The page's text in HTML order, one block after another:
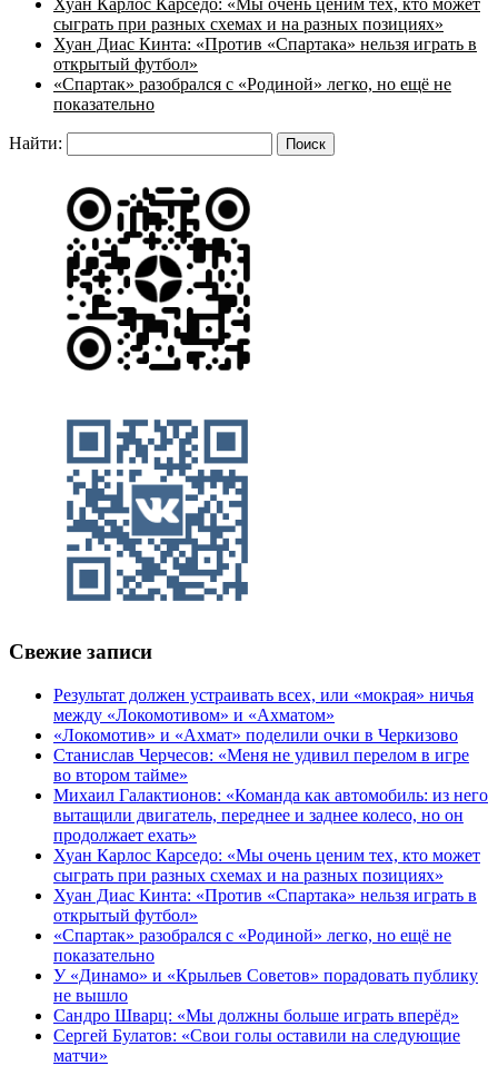
Хуан Карлос Карседо: «Мы очень ценим тех, кто может
сыграть при разных схемах и на разных позициях»
Хуан Диас Кинта: «Против «Спартака» нельзя играть в
открытый футбол»
«Спартак» разобрался с «Родиной» легко, но ещё не
показательно
Найти:
Свежие записи
Результат должен устраивать всех, или «мокрая» ничья
между «Локомотивом» и «Ахматом»
«Локомотив» и «Ахмат» поделили очки в Черкизово
Станислав Черчесов: «Меня не удивил перелом в игре
во втором тайме»
Михаил Галактионов: «Команда как автомобиль: из него
вытащили двигатель, переднее и заднее колесо, но он
продолжает ехать»
Хуан Карлос Карседо: «Мы очень ценим тех, кто может
сыграть при разных схемах и на разных позициях»
Хуан Диас Кинта: «Против «Спартака» нельзя играть в
открытый футбол»
«Спартак» разобрался с «Родиной» легко, но ещё не
показательно
У «Динамо» и «Крыльев Советов» порадовать публику
не вышло
Сандро Шварц: «Мы должны больше играть вперёд»
Сергей Булатов: «Свои голы оставили на следующие
матчи»